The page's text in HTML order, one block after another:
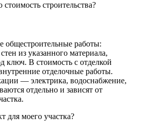
строительства?
общестроительные работы:
из указанного материала,
ключ. В стоимость с отделкой
отделочные работы.
— электрика, водоснабжение,
отдельно и зависят от
для моего участка?